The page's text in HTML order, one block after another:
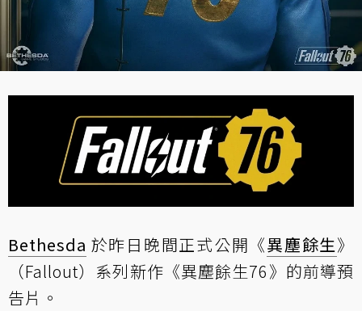
Bethesda 於昨日晚間正式公開《異塵餘生》
（Fallout）系列新作《異塵餘生76》的前導預
告片。